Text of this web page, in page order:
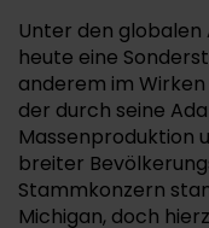
Unter den
heute eine
anderem im
der durch seine
Massenproduktion
breiter
Stammkonzern
Michigan, doch